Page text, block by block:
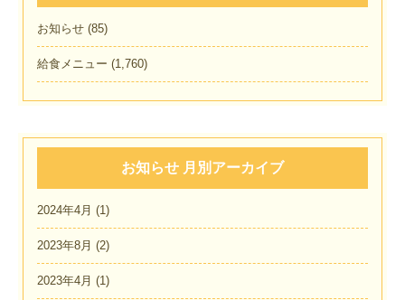
お知らせ (85)
給食メニュー (1,760)
お知らせ 月別アーカイブ
2024年4月 (1)
2023年8月 (2)
2023年4月 (1)